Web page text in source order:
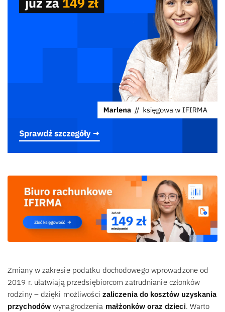
Zmiany w zakresie podatku dochodowego wprowadzone od
2019 r. ułatwiają przedsiębiorcom zatrudnianie członków
rodziny – dzięki możliwości zaliczenia do kosztów uzyskania
przychodów wynagrodzenia małżonków oraz dzieci. Warto